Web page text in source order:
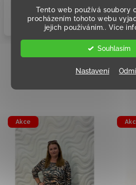
Tento web používá soubory
procházením tohoto webu
jejich používáním.. Více
Souhlasím
Nastavení
Podobné
Akce